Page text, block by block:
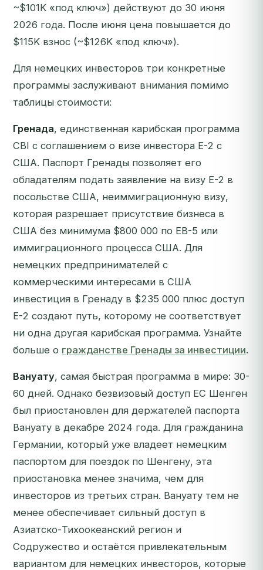
~$101K «под ключ») действуют до 30 июня
2026 года. После июня цена повышается до
$115K взнос (~$126K «под ключ»).
Для немецких инвесторов три конкретные
программы заслуживают внимания помимо
таблицы стоимости:
Гренада, единственная карибская программа
CBI с соглашением о визе инвестора E-2 с
США. Паспорт Гренады позволяет его
обладателям подать заявление на визу E-2 в
посольстве США, неиммиграционную визу,
которая разрешает присутствие бизнеса в
США без минимума $800 000 по EB-5 или
иммиграционного процесса США. Для
немецких предпринимателей с
коммерческими интересами в США
инвестиция в Гренаду в $235 000 плюс доступ
E-2 создают путь, которому не соответствует
ни одна другая карибская программа. Узнайте
больше о гражданстве Гренады за инвестиции.
Вануату, самая быстрая программа в мире: 30-
60 дней. Однако безвизовый доступ ЕС Шенген
был приостановлен для держателей паспорта
Вануату в декабре 2024 года. Для гражданина
Германии, который уже владеет немецким
паспортом для поездок по Шенгену, эта
приостановка менее значима, чем для
инвесторов из третьих стран. Вануату тем не
менее обеспечивает сильный доступ в
Азиатско-Тихоокеанский регион и
Содружество и остаётся привлекательным
вариантом для немецких инвесторов, которые